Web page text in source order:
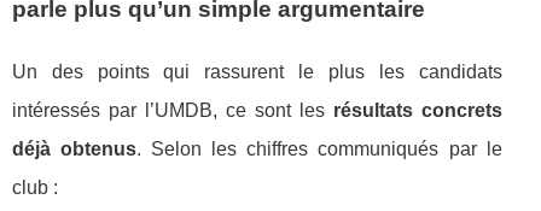
parle plus qu’un simple argumentaire
Un des points qui rassurent le plus les candidats
intéressés par l’UMDB, ce sont les résultats concrets
déjà obtenus. Selon les chiffres communiqués par le
club :